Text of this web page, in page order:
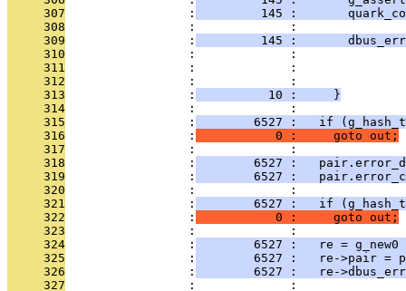
     307
                 :
145 :
     308
:             :
     309
                 :
145 :
     310
:             :
     311
:             :
     312
:             :
     313
                 :
          10 :     }
     314
                 :             :
     315
                 :
6527 :   if
     316
                 :
           0 :     goto out;
     317
                 :             :
     318
                 :
6527 :
     319
                 :
6527 :
     320
                 :             :
     321
                 :
6527 :   if
     322
                 :
           0 :     goto out;
     323
                 :             :
     324
                 :
6527 :   re = g_new0
     325
                 :
6527 :   re->pair =
     326
                 :
6527 :   re-
     327
                 :             :